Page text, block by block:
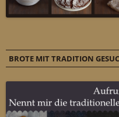
BROTE MIT TRADITION